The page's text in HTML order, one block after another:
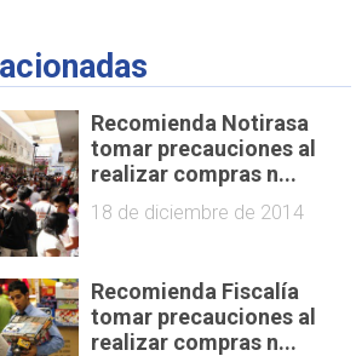
Recomienda Notirasa
tomar precauciones al
realizar compras n...
18 de diciembre de 2014
Recomienda Fiscalía
tomar precauciones al
realizar compras n...